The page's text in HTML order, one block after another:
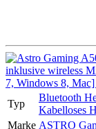
Typ
Bluetooth
Kabelloses
Marke ASTRO